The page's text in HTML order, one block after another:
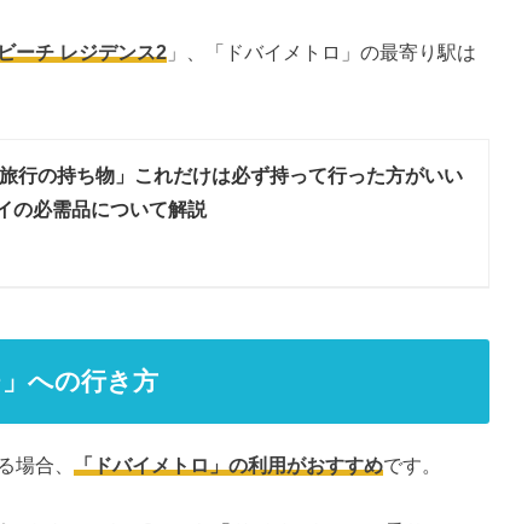
ーチ レジデンス2 」、「ドバイメトロ」の最寄り駅は
旅行の持ち物」これだけは必ず持って行った方がいい
の必需品について解説
への行き方
場合、 「ドバイメトロ」の利用がおすすめです。